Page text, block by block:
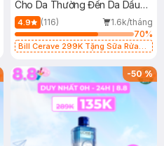
Cho Da Thường Đến Da Dầu
473ml
4.9 (116)
1.6k/tháng
70%
Bill Cerave 299K Tặng Sữa Rửa
-50%